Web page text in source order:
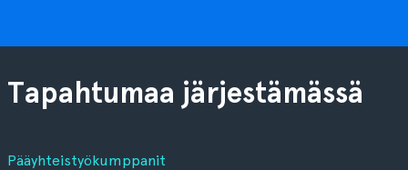
Tapahtumaa järjestämässä
Pääyhteistyökumppanit